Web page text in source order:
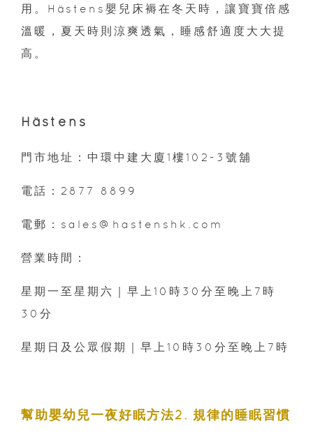
用。Hästens嬰兒床褥在冬天時，讓寶寶倍感
溫暖，夏天時則涼爽透氣，睡感舒適度大大提
高。
Hästens
門市地址：中環中建大廈1樓102-3號舖
電話：2877 8899
電郵：sales@hastenshk.com
營業時間：
星期一至星期六｜早上10時30分至晚上7時
30分
星期日及公眾假期｜早上10時30分至晚上7時
幫助嬰幼兒一夜好眠方法2. 規律的睡眠習慣